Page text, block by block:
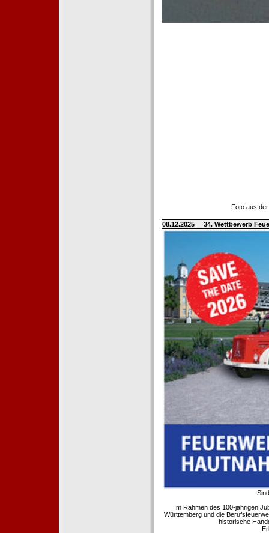
Foto aus
08.12.2025 34. Wettbewerb
Im Rahmen des 100-jährigen
Württemberg und die
historische